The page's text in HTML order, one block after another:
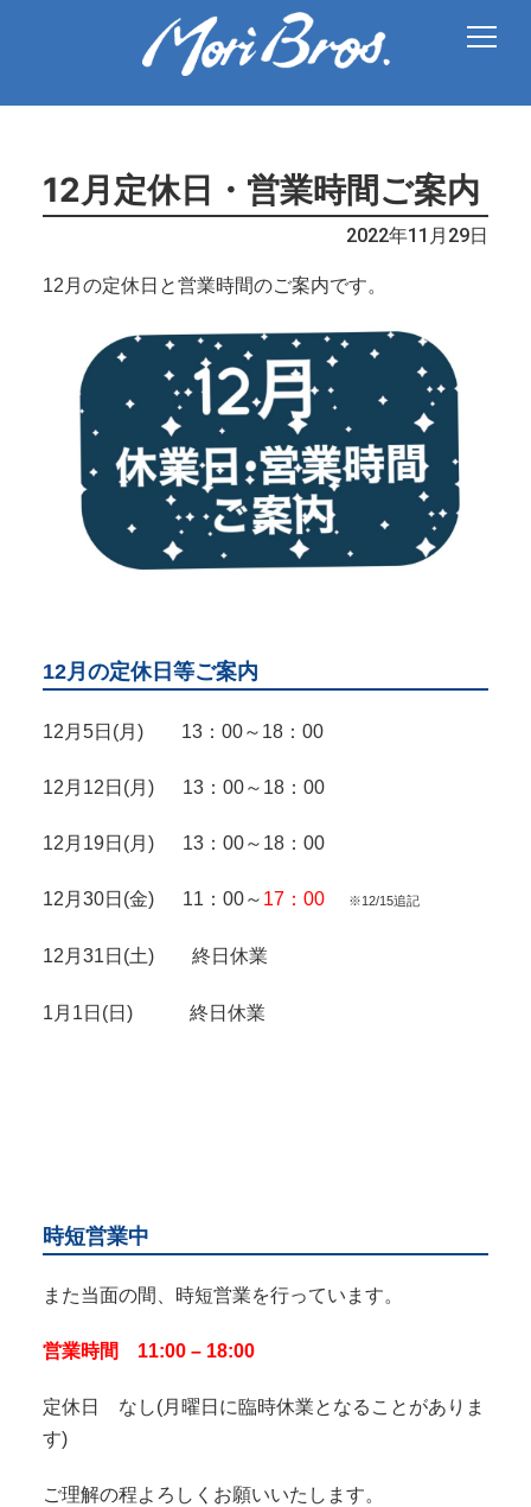
12月定休日・営業時間ご案内
2022年11月29日
12月の定休日と営業時間のご案内です。
12月の定休日等ご案内
12月5日(月) 13：00～18：00
12月12日(月) 13：00～18：00
12月19日(月) 13：00～18：00
12月30日(金) 11：00～ 17：00 ※12/15追記
12月31日(土) 終日休業
1月1日(日) 終日休業
時短営業中
また当面の間、時短営業を行っています。
営業時間 11:00 – 18:00
定休日 なし(月曜日に臨時休業となることがありま
す)
ご理解の程よろしくお願いいたします。